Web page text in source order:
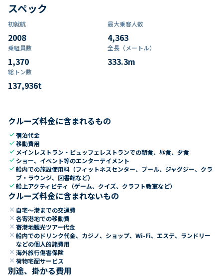
スペック
初就航
2008
最大乗客人数
4,363
乗組員数​
1,370
全長（メートル）
333.3m
総トン数​
137,936t
クルーズ料金に含まれるもの
check宿泊代金
check移動費用
check メインレストラン・ビュッフェレストランでの朝食、昼食、夕食
check ショー、イベント等のエンターテイメント
check船内での施設使用料（フィットネスセンター、プール、ジャグジー、クラ
ブ・ラウンジ、図書館など）
check船上アクティビティ（ゲーム、クイズ、クラフト教室など）
クルーズ料金に含まれないもの
close 自宅～港までの交通費
close 各寄港地での移動費
close 寄港地観光ツアー代金
close 船内でのドリンク代金、カジノ、ショップ、Wi-Fi、エステ、ランドリー
などの個人的諸費用
close 海外旅行傷害保険
close 荷物宅配サービス
別途、掛かる費用